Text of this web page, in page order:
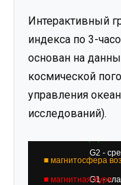
Интерактивный
индекса по 3-
основан на
космической
управления
исследований).